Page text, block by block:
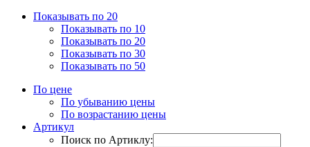
Показывать по 20
Показывать по 10
Показывать по 20
Показывать по 30
Показывать по 50
По цене
По убыванию цены
По возрастанию цены
Артикул
Поиск по Артиклу: